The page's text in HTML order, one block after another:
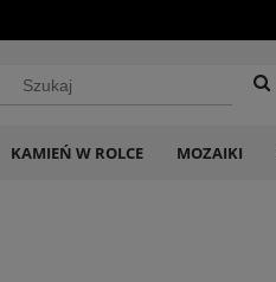
KAMIEŃ W ROLCE MOZAIKI